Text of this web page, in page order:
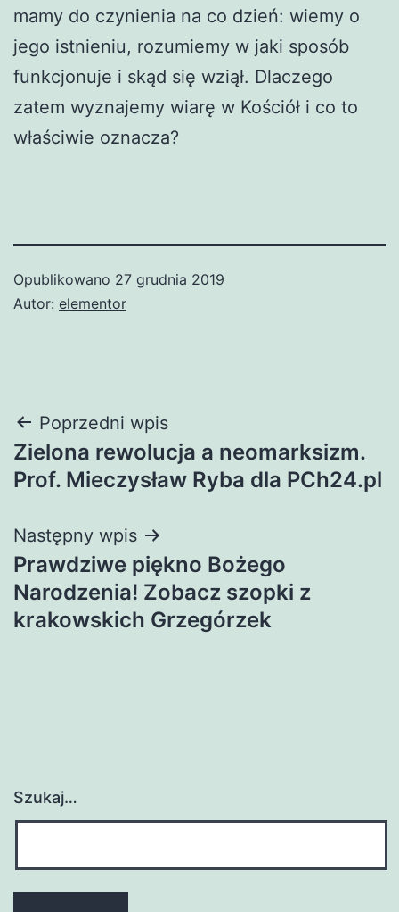
mamy do czynienia na co dzień: wiemy o
jego istnieniu, rozumiemy w jaki sposób
funkcjonuje i skąd się wziął. Dlaczego
zatem wyznajemy wiarę w Kościół i co to
właściwie oznacza?
Opublikowano 27 grudnia 2019
Autor: elementor
Nawigacja
wpisu
Poprzedni wpis
Zielona rewolucja a neomarksizm.
Prof. Mieczysław Ryba dla PCh24.pl
Następny wpis
Prawdziwe piękno Bożego
Narodzenia! Zobacz szopki z
krakowskich Grzegórzek
Szukaj…